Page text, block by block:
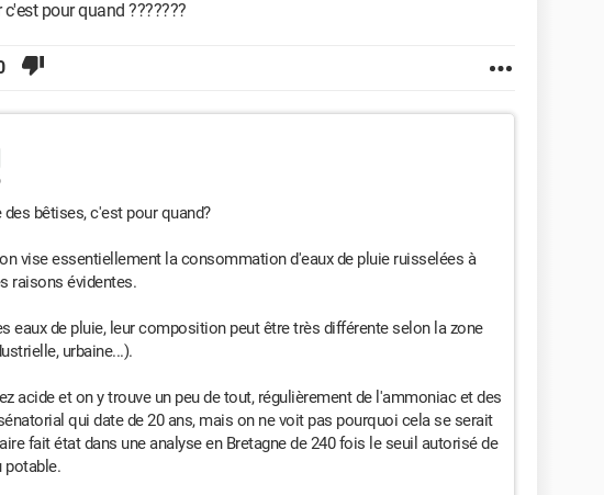
pour quand ???????
bêtises, c'est pour quand?
vise essentiellement la consommation d'eaux de pluie ruisselées à
raisons évidentes.
eaux de pluie, leur composition peut être très différente selon la zone
urbaine...).
acide et on y trouve un peu de tout, régulièrement de l'ammoniac et des
qui date de 20 ans, mais on ne voit pas pourquoi cela se serait
fait état dans une analyse en Bretagne de 240 fois le seuil autorisé de
potable.